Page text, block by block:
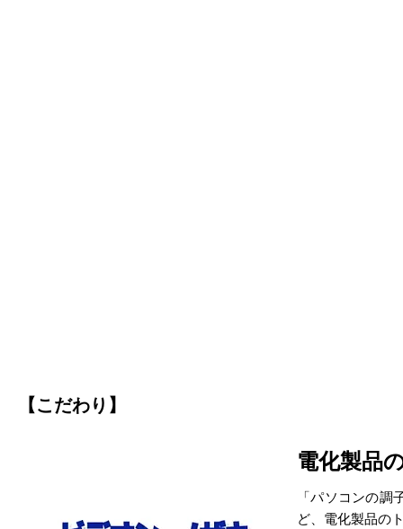
【こだわり】
電化製品
「パソコンの
ど、電化製品の